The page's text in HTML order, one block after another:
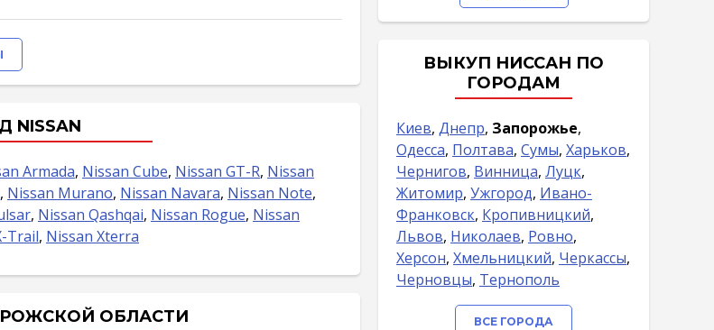
Armada, Nissan Cube, Nissan GT-R, Nissan
, Nissan Murano, Nissan Navara, Nissan Note,
, Nissan Qashqai, Nissan Rogue, Nissan
Trail, Nissan Xterra
ОБЛАСТИ
ВЫКУП НИССАН ПО
ГОРОДАМ
Киев, Днепр, Запорожье,
Одесса, Полтава, Сумы, Харьков,
Чернигов, Винница, Луцк,
Житомир, Ужгород, Ивано-
Франковск, Кропивницкий,
Львов, Николаев, Ровно,
Херсон, Хмельницкий, Черкассы,
Черновцы, Тернополь
ВСЕ ГОРОДА